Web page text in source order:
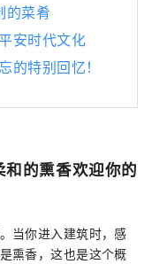
的菜肴
安时代文化
的特别回忆！
的熏香欢迎你的
当你进入建筑时，感
熏香，这也是这个概